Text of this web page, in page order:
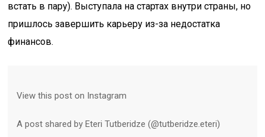
встать в пару). Выступала на стартах внутри страны, но
пришлось завершить карьеру из-за недостатка
финансов.
View this post on Instagram
A post shared by Eteri Tutberidze (@tutberidze.eteri)